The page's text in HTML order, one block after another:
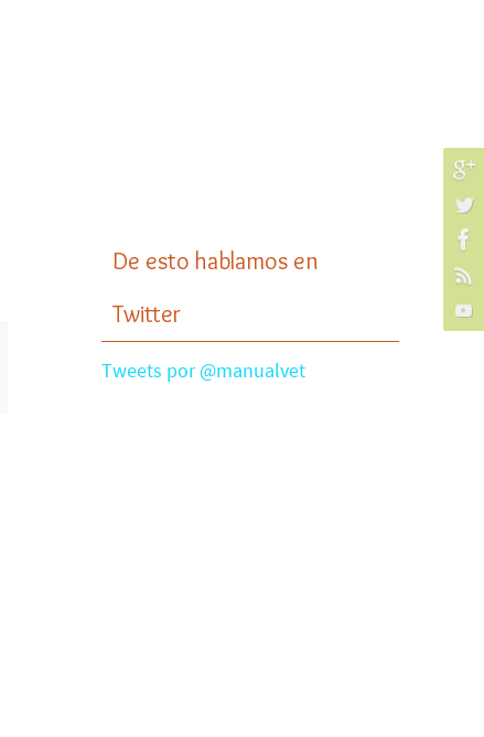
De esto hablamos en
Twitter
Tweets por @manualvet